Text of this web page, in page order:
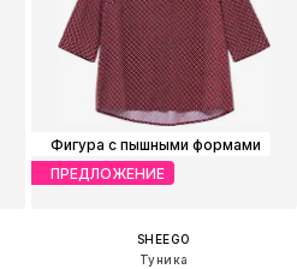
Фигура с пышными формами
ПРЕДЛОЖЕНИЕ
SHEEGO
Туника